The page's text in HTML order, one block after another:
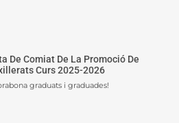
De Comiat De La Promoció De
Curs 2025-2026
graduats i graduades!